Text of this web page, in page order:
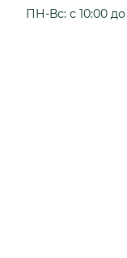
ПН-Вс: с 10:00 до